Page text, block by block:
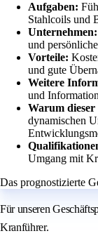
Aufgaben:
Stahlcoils und
Unternehmen:
und
Vorteile:
und gute
Weitere
und
Warum dieser
dynamischen
Umgang mit
Das prognostizierte
Für unseren
Kranführer.